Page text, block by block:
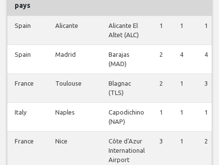
pays
Spain Alicante
Alicante El
Altet (ALC)
1 1 1
Spain Madrid
Barajas
(MAD)
2 4 4
France Toulouse
Blagnac
(TLS)
2 1 3
Italy Naples
Capodichino
(NAP)
1 1 1
France Nice
Côte d'Azur
International
Airport
3 1 2